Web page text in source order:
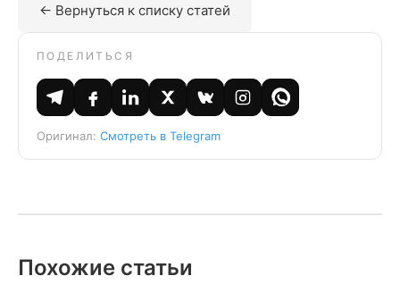
← Вернуться к списку статей
ПОДЕЛИТЬСЯ
Оригинал: Смотреть в Telegram
Похожие статьи